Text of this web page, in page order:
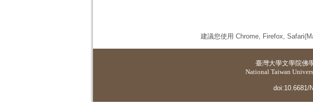
建議您使用 Chrome, Firefox,
臺灣大學文學院佛
National Taiwan
doi:10.6681/